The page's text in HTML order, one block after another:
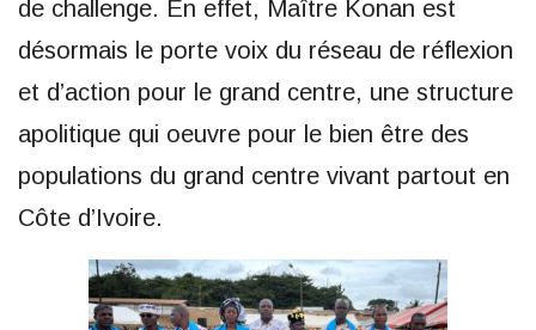
de challenge. En effet, Maître Konan est
désormais le porte voix du réseau de réflexion
et d’action pour le grand centre, une structure
apolitique qui oeuvre pour le bien être des
populations du grand centre vivant partout en
Côte d’Ivoire.